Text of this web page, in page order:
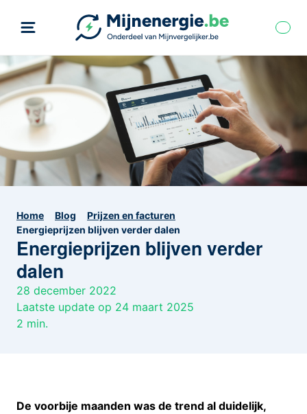
Home Blog
Prijzen en facturen
Energieprijzen blijven verder dalen
Energieprijzen blijven verder
dalen
28 december 2022
Laatste update op 24 maart 2025
2 min.
De voorbije maanden was de trend al duidelijk,